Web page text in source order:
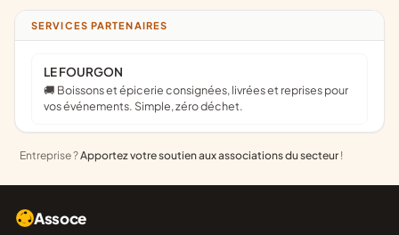
SERVICES PARTENAIRES
LE FOURGON
🚚 Boissons et épicerie consignées, livrées et reprises pour
vos événements. Simple, zéro déchet.
Entreprise ?Apportez votre soutien aux associations du secteur !
Assoce